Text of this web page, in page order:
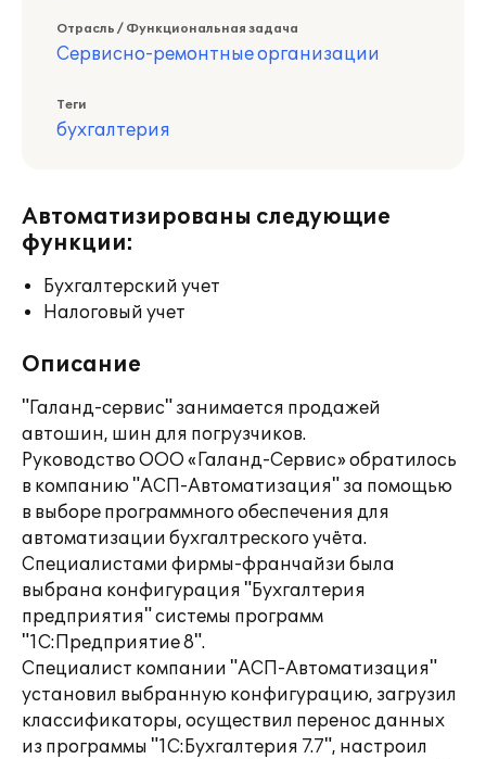
Отрасль / Функциональная задача
Сервисно-ремонтные организации
Теги
бухгалтерия
Автоматизированы следующие
функции:
Бухгалтерский учет
Налоговый учет
Описание
"Галанд-сервис" занимается продажей
автошин, шин для погрузчиков.
Руководство ООО «Галанд-Сервис» обратилось
в компанию "АСП-Автоматизация" за помощью
в выборе программного обеспечения для
автоматизации бухгалтреского учёта.
Специалистами фирмы-франчайзи была
выбрана конфигурация "Бухгалтерия
предприятия" системы программ
"1С:Предприятие 8".
Специалист компании "АСП-Автоматизация"
установил выбранную конфигурацию, загрузил
классификаторы, осуществил перенос данных
из программы "1С:Бухгалтерия 7.7", настроил